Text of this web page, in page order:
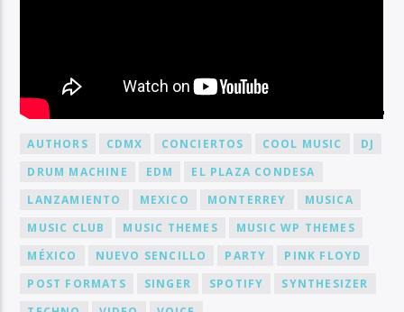
BY TAG
AUTHORS CDMX CONCIERTOS COOL MUSIC
DJ
DRUM MACHINE
EDM
EL PLAZA CONDESA
LANZAMIENTO
MEXICO MONTERREY
MUSICA
MUSIC CLUB
MUSIC THEMES
MUSIC WP THEMES
MÉXICO
NUEVO SENCILLO PARTY
PINK FLOYD
POST FORMATS
SINGER SPOTIFY
SYNTHESIZER